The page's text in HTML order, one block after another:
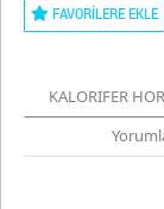
FAVORILERE EKLE
KALORIFER